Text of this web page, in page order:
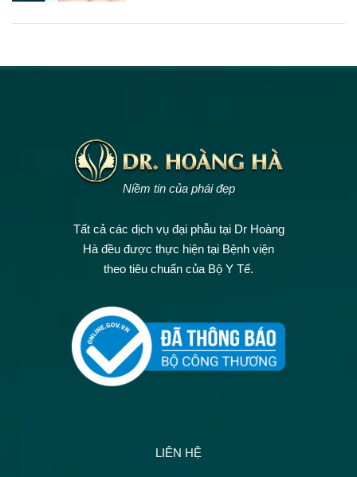
Niềm tin của phái đẹp
Tất cả các dịch vụ đại phẫu tại Dr Hoàng
Hà đều được thực hiện tại Bệnh viện
theo tiêu chuẩn của Bộ Y Tế.
LIÊN HỆ